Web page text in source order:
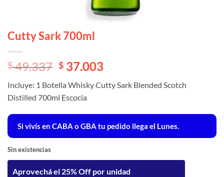
Cutty Sark 700ml
El
original
era:
$ 49.337.
$49.337 El
actual
es:
$ 49.337.
$ 37.003
Incluye: 1 Botella Whisky Cutty Sark Blended Scotch
Distilled 700ml Escocia
Si vivís en CABA o GBA tu pedido llega el Lunes.
Sin existencias
Aprovechá el 25% Off por unidad